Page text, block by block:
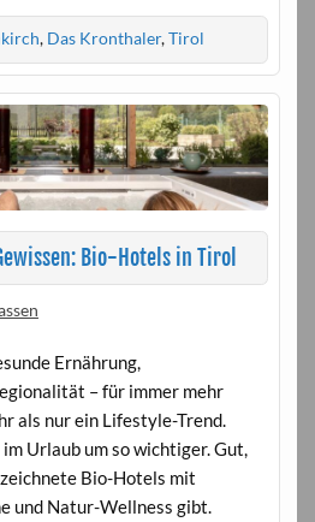
, Das Kronthaler,Tirol
Bio-Hotels in Tirol
Ernährung,
– für immer mehr
als nur ein Lifestyle-Trend.
Urlaub um so wichtiger. Gut,
Bio-Hotels mit
und Natur-Wellness gibt.